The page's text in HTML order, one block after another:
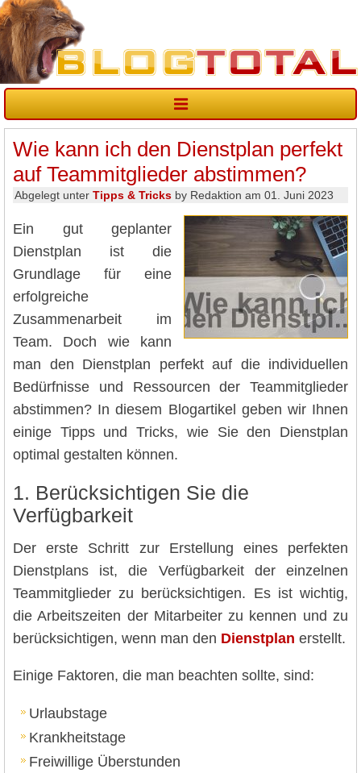
Wie kann ich den Dienstplan perfekt
auf Teammitglieder abstimmen?
Abgelegt unter Tipps & Tricks by Redaktion am 01. Juni 2023
Ein gut geplanter
Dienstplan ist die
Grundlage für eine
erfolgreiche
Zusammenarbeit im
Team. Doch wie kann
man den Dienstplan perfekt auf die individuellen
Bedürfnisse und Ressourcen der Teammitglieder
abstimmen? In diesem Blogartikel geben wir Ihnen
einige Tipps und Tricks, wie Sie den Dienstplan
optimal gestalten können.
1. Berücksichtigen Sie die
Verfügbarkeit
Der erste Schritt zur Erstellung eines perfekten
Dienstplans ist, die Verfügbarkeit der einzelnen
Teammitglieder zu berücksichtigen. Es ist wichtig,
die Arbeitszeiten der Mitarbeiter zu kennen und zu
berücksichtigen, wenn man den Dienstplan erstellt.
Einige Faktoren, die man beachten sollte, sind:
Urlaubstage
Krankheitstage
Freiwillige Überstunden